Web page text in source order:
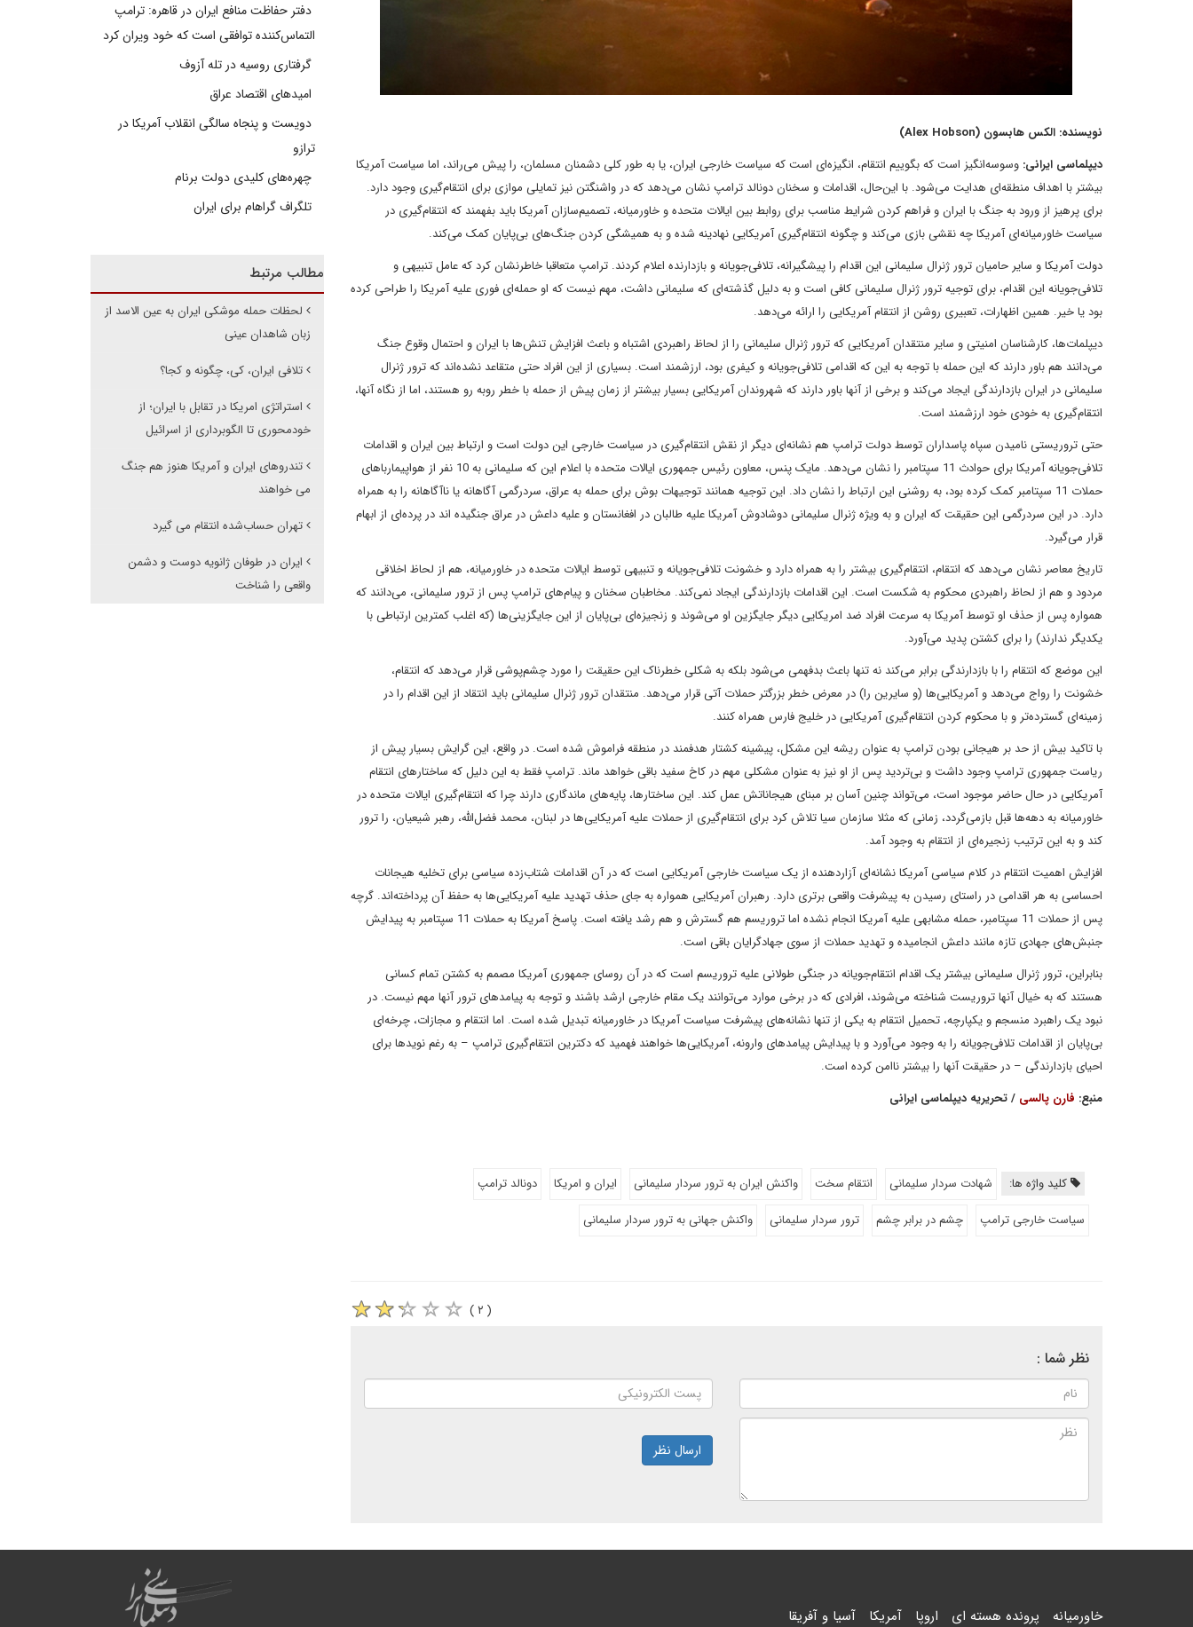
نویسنده: الکس هابسون (Alex Hobson)
دیپلماسی ایرانی: وسوسه‌انگیز است که بگوییم انتقام، انگیزه‌ای است که سیاست خارجی ایران، یا به طور کلی دشمنان مسلمان، را پیش می‌راند، اما سیاست آمریکا
بیشتر با اهداف منطقه‌ای هدایت می‌شود. با این‌حال، اقدامات و سخنان دونالد ترامپ نشان می‌دهد که در واشنگتن نیز تمایلی موازی برای انتقام‌گیری وجود دارد.
برای پرهیز از ورود به جنگ با ایران و فراهم کردن شرایط مناسب برای روابط بین ایالات متحده و خاورمیانه، تصمیم‌سازان آمریکا باید بفهمند که انتقام‌گیری در
سیاست خاورمیانه‌ای آمریکا چه نقشی بازی می‌کند و چگونه انتقام‌گیری آمریکایی نهادینه‌ شده و به همیشگی‌ کردن جنگ‌های بی‌پایان کمک می‌کند.
دولت آمریکا و سایر حامیان ترور ژنرال سلیمانی این اقدام را پیشگیرانه، تلافی‌جویانه و بازدارنده اعلام کردند. ترامپ متعاقبا خاطر‌نشان کرد که عامل تنبیهی و
تلافی‌جویانه این اقدام، برای توجیه ترور ژنرال سلیمانی کافی است و به دلیل گذشته‌ای که سلیمانی داشت، مهم نیست که او حمله‌ای فوری علیه آمریکا را طراحی کرده
بود یا خیر. همین اظهارات، تعبیری روشن از انتقام‌ آمریکایی را ارائه می‌دهد.
دیپلمات‌ها، کارشناسان امنیتی و سایر منتقدان آمریکایی که ترور ژنرال سلیمانی را از لحاظ راهبردی اشتباه و باعث افزایش تنش‌ها با ایران و احتمال وقوع جنگ
می‌دانند هم باور دارند که این حمله با توجه به این که اقدامی تلافی‌جویانه و کیفری بود، ارزشمند است. بسیاری از این افراد حتی متقاعد نشده‌اند که ترور ژنرال
سلیمانی در ایران بازدارندگی ایجاد می‌کند و برخی از آنها باور دارند که شهروندان آمریکایی بسیار بیشتر از زمان پیش از حمله با خطر روبه رو هستند، اما از نگاه آنها،
انتقام‌گیری به خودی خود ارزشمند است.
حتی تروریستی نامیدن سپاه پاسداران توسط دولت ترامپ هم نشانه‌ای دیگر از نقش انتقام‌گیری در سیاست خارجی این دولت است و ارتباط بین ایران و اقدامات
تلافی‌جویانه آمریکا برای حوادث 11 سپتامبر را نشان می‌دهد. مایک پنس، معاون رئیس جمهوری ایالات متحده با اعلام این که سلیمانی به 10 نفر از هواپیمارباهای
حملات 11 سپتامبر کمک کرده بود، به روشنی این ارتباط را نشان داد. این توجیه همانند توجیهات بوش برای حمله به عراق، سردرگمی آگاهانه یا ناآگاهانه را به همراه
دارد. در این سردرگمی این حقیقت که ایران و به ویژه ژنرال سلیمانی دوشادوش آمریکا علیه طالبان در افغانستان و علیه داعش در عراق جنگیده اند در پرده‌ای از ابهام
قرار می‌گیرد.
تاریخ معاصر نشان می‌دهد که انتقام، انتقام‌گیری بیشتر را به همراه دارد و خشونت تلافی‌جویانه و تنبیهی توسط ایالات متحده در خاورمیانه، هم از لحاظ اخلاقی
مردود و هم از لحاظ راهبردی محکوم به شکست است. این اقدامات بازدارندگی ایجاد نمی‌کند. مخاطبان سخنان و پیام‌های ترامپ پس از ترور سلیمانی، می‌دانند که
همواره پس از حذف او توسط آمریکا به سرعت افراد ضد امریکایی دیگر جایگزین او می‌شوند و زنجیزه‌ای بی‌پایان از این جایگزینی‌ها (که اغلب کمترین ارتباطی با
یکدیگر ندارند) را برای کشتن پدید می‌آورد.
این موضع‌ که انتقام را با بازدارندگی برابر می‌کند نه تنها باعث بدفهمی می‌شود بلکه به شکلی خطرناک این حقیقت را مورد چشم‌پوشی قرار می‌دهد که انتقام،
خشونت را رواج می‌دهد و آمریکایی‌ها (و سایرین را) در معرض خطر بزرگتر حملات آتی قرار می‌دهد. منتقدان ترور ژنرال سلیمانی باید انتقاد از این اقدام را در
زمینه‌ای گسترده‌تر و با محکوم کردن انتقام‌گیری آمریکایی در خلیج فارس همراه کنند.
با تاکید بیش از حد بر هیجانی بودن ترامپ به عنوان ریشه این مشکل، پیشینه کشتار هدفمند در منطقه فراموش شده است. در واقع، این گرایش بسیار پیش از
ریاست جمهوری ترامپ وجود داشت و بی‌تردید پس از او نیز به عنوان مشکلی مهم در کاخ سفید باقی خواهد ماند. ترامپ فقط به این دلیل که ساختارهای انتقام
آمریکایی در حال حاضر موجود است، می‌تواند چنین آسان بر مبنای هیجاناتش عمل کند. این ساختارها، پایه‌های ماندگاری دارند چرا که انتقام‌گیری ایالات متحده در
خاورمیانه به دهه‌ها قبل باز‌می‌گردد، زمانی که مثلا سازمان سیا تلاش کرد برای انتقام‌گیری از حملات علیه آمریکایی‌ها در لبنان، محمد فضل‌الله، رهبر شیعیان، را ترور
کند و به این ترتیب زنجیره‌ای از انتقام به وجود آمد.
افزایش اهمیت انتقام در کلام سیاسی آمریکا نشانه‌ای آزاردهنده از یک سیاست خارجی آمریکایی است که در آن اقدامات شتاب‌زده‌ سیاسی برای تخلیه‌ هیجانات
احساسی به هر اقدامی در راستای رسیدن به پیشرفت واقعی برتری دارد. رهبران آمریکایی همواره به جای حذف تهدید علیه آمریکایی‌ها به حفظ آن پرداخته‌اند. گرچه
پس از حملات 11 سپتامبر، حمله مشابهی علیه آمریکا انجام نشده اما تروریسم هم گسترش و هم رشد یافته است. پاسخ آمریکا به حملات 11 سپتامبر به پیدایش
جنبش‌های جهادی تازه مانند داعش انجامیده و تهدید حملات از سوی جهادگرایان باقی است.
بنابراین، ترور ژنرال سلیمانی بیشتر یک اقدام انتقام‌جویانه در جنگی طولانی علیه تروریسم است که در آن روسای جمهوری آمریکا مصمم به کشتن تمام کسانی
هستند که به خیال آنها تروریست شناخته می‌شوند، افرادی که در برخی موارد می‌توانند یک مقام خارجی ارشد باشند و توجه به پیامدهای ترور آنها مهم نیست. در
نبود یک راهبرد منسجم و یکپارچه، تحمیل انتقام به یکی از تنها نشانه‌های پیشرفت سیاست آمریکا در خاورمیانه تبدیل شده است. اما انتقام و مجازات، چرخه‌ای
بی‌پایان از اقدامات تلافی‌جویانه را به وجود می‌آورد و با پیدایش پیامدهای وارونه، آمریکایی‌ها خواهند فهمید که دکترین انتقام‌گیری ترامپ – به رغم نویدها برای
احیای بازدارندگی – در حقیقت آنها را بیشتر ناامن کرده است.
منبع: فارن پالسی / تحریریه دیپلماسی ایرانی
کلید واژه ها: شهادت سردار سلیمانی انتقام سخت واکنش ایران به ترور سردار سلیمانی ایران و امریکا
دونالد ترامپ
سیاست خارجی ترامپ
چشم در برابر چشم ترور سردار سلیمانی واکنش جهانی به ترور سردار سلیمانی
( ۲ )
نظر شما :
ارسال نظر
دفتر حفاظت منافع ایران در قاهره: ترامپ
التماس‌کننده توافقی است که خود ویران کرد
گرفتاری روسیه در تله آزوف
امیدهای اقتصاد عراق
دویست و پنجاه سالگی انقلاب آمریکا در
ترازو
چهره‌های کلیدی دولت برنام
تلگراف گراهام برای ایران
مطالب مرتبط
لحظات حمله موشکی ایران به عین الاسد از
زبان شاهدان عینی
تلافی ایران، کی، چگونه و کجا؟
استراتژی امریکا در تقابل با ایران؛ از
خودمحوری تا الگوبرداری از اسرائیل
تندروهای ایران و آمریکا هنوز هم جنگ
می خواهند
تهران حساب‌شده انتقام می گیرد
ایران در طوفان ژانویه دوست و دشمن
واقعی را شناخت
خاورمیانه پرونده هسته ای اروپا آمریکا آسیا و آفریقا